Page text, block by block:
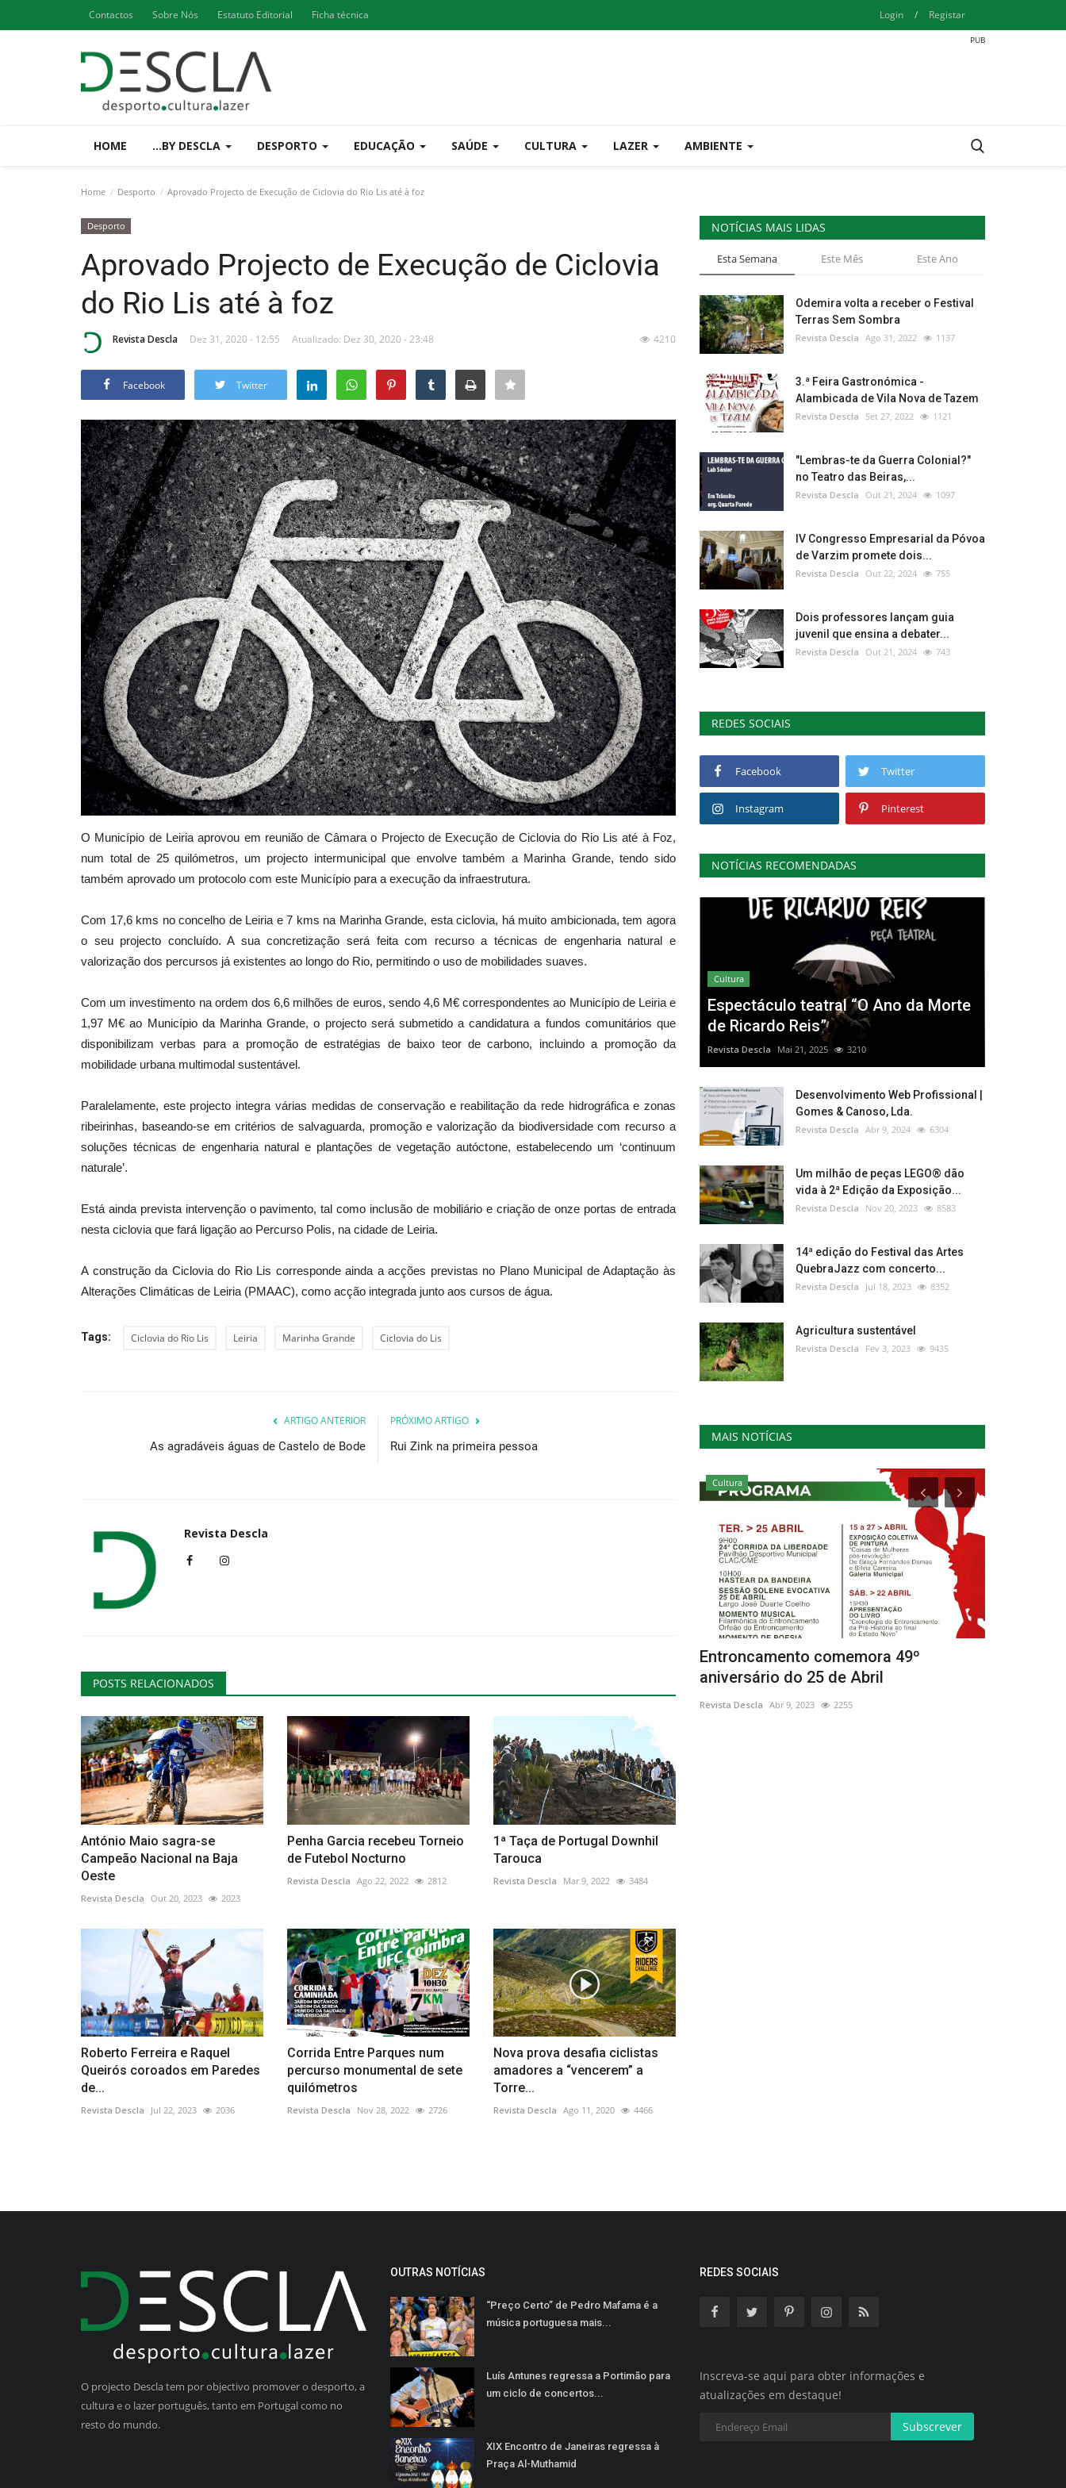
Contactos Sobre Nós Estatuto Editorial Ficha técnica Login / Registar
HOME ...BY DESCLA DESPORTO EDUCAÇÃO SAÚDE CULTURA LAZER AMBIENTE
Home Desporto Aprovado Projecto de Execução de Ciclovia do Rio Lis até à foz
Desporto
Aprovado Projecto de Execução de Ciclovia
do Rio Lis até à foz
Revista Descla Dez 31, 2020 - 12:55 Atualizado: Dez 30, 2020 - 23:48 4210
Facebook Twitter
O Município de Leiria aprovou em reunião de Câmara o Projecto de Execução de Ciclovia do Rio Lis até à Foz,
num total de 25 quilómetros, um projecto intermunicipal que envolve também a Marinha Grande, tendo sido
também aprovado um protocolo com este Município para a execução da infraestrutura.
Com 17,6 kms no concelho de Leiria e 7 kms na Marinha Grande, esta ciclovia, há muito ambicionada, tem agora
o seu projecto concluído. A sua concretização será feita com recurso a técnicas de engenharia natural e
valorização dos percursos já existentes ao longo do Rio, permitindo o uso de mobilidades suaves.
Com um investimento na ordem dos 6,6 milhões de euros, sendo 4,6 M€ correspondentes ao Município de Leiria e
1,97 M€ ao Município da Marinha Grande, o projecto será submetido a candidatura a fundos comunitários que
disponibilizam verbas para a promoção de estratégias de baixo teor de carbono, incluindo a promoção da
mobilidade urbana multimodal sustentável.
Paralelamente, este projecto integra várias medidas de conservação e reabilitação da rede hidrográfica e zonas
ribeirinhas, baseando-se em critérios de salvaguarda, promoção e valorização da biodiversidade com recurso a
soluções técnicas de engenharia natural e plantações de vegetação autóctone, estabelecendo um ‘continuum
naturale’.
Está ainda prevista intervenção o pavimento, tal como inclusão de mobiliário e criação de onze portas de entrada
nesta ciclovia que fará ligação ao Percurso Polis, na cidade de Leiria.
A construção da Ciclovia do Rio Lis corresponde ainda a acções previstas no Plano Municipal de Adaptação às
Alterações Climáticas de Leiria (PMAAC), como acção integrada junto aos cursos de água.
Tags: Ciclovia do Rio Lis Leiria Marinha Grande Ciclovia do Lis
ARTIGO ANTERIOR
As agradáveis águas de Castelo de Bode
PRÓXIMO ARTIGO
Rui Zink na primeira pessoa
Revista Descla
POSTS RELACIONADOS
António Maio sagra-se
Campeão Nacional na Baja
Oeste
Revista Descla Out 20, 2023 2023
Penha Garcia recebeu Torneio
de Futebol Nocturno
Revista Descla Ago 22, 2022 2812
1ª Taça de Portugal Downhil
Tarouca
Revista Descla Mar 9, 2022 3484
Roberto Ferreira e Raquel
Queirós coroados em Paredes
de...
Revista Descla Jul 22, 2023 2036
Corrida Entre Parques num
percurso monumental de sete
quilómetros
Revista Descla Nov 28, 2022 2726
Nova prova desafia ciclistas
amadores a “vencerem” a
Torre...
Revista Descla Ago 11, 2020 4466
NOTÍCIAS MAIS LIDAS
Esta Semana Este Mês Este Ano
Odemira volta a receber o Festival
Terras Sem Sombra
Revista Descla Ago 31, 2022 1137
3.ª Feira Gastronómica -
Alambicada de Vila Nova de Tazem
Revista Descla Set 27, 2022 1121
"Lembras-te da Guerra Colonial?"
no Teatro das Beiras,...
Revista Descla Out 21, 2024 1097
IV Congresso Empresarial da Póvoa
de Varzim promete dois...
Revista Descla Out 22, 2024 755
Dois professores lançam guia
juvenil que ensina a debater...
Revista Descla Out 21, 2024 743
REDES SOCIAIS
Facebook Twitter
Instagram Pinterest
NOTÍCIAS RECOMENDADAS
Cultura
Espectáculo teatral “O Ano da Morte
de Ricardo Reis”
Revista Descla Mai 21, 2025 3210
Desenvolvimento Web Profissional |
Gomes & Canoso, Lda.
Revista Descla Abr 9, 2024 6304
Um milhão de peças LEGO® dão
vida à 2ª Edição da Exposição...
Revista Descla Nov 20, 2023 8583
14ª edição do Festival das Artes
QuebraJazz com concerto...
Revista Descla Jul 18, 2023 8352
Agricultura sustentável
Revista Descla Fev 3, 2023 9435
MAIS NOTÍCIAS
juvenil para os palcos...
Cultura
Entroncamento comemora 49º
aniversário do 25 de Abril
Revista Descla Abr 9, 2023 2255
O projecto Descla tem por objectivo promover o desporto, a
cultura e o lazer português, tanto em Portugal como no
resto do mundo.
OUTRAS NOTÍCIAS
“Preço Certo” de Pedro Mafama é a
música portuguesa mais...
Luís Antunes regressa a Portimão para
um ciclo de concertos...
XIX Encontro de Janeiras regressa à
Praça Al-Muthamid
REDES SOCIAIS
Inscreva-se aqui para obter informações e
atualizações em destaque!
Subscrever